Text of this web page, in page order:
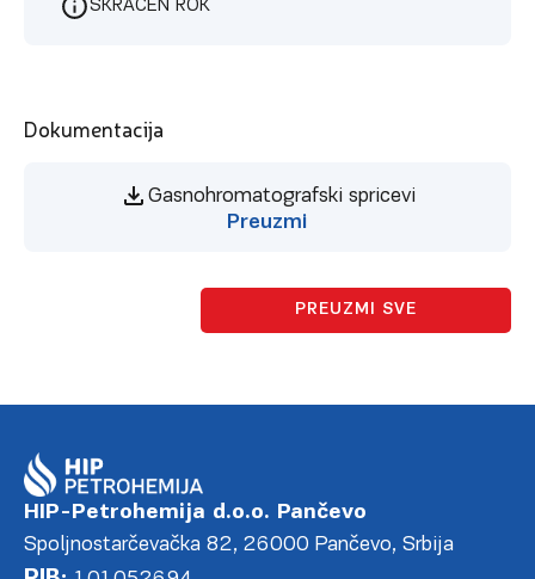
SKRAĆEN ROK
Dokumentacija
Gasnohromatografski spricevi
Preuzmi
PREUZMI SVE
HIP-Petrohemija d.o.o. Pančevo
Spoljnostarčevačka 82, 26000 Pančevo, Srbija